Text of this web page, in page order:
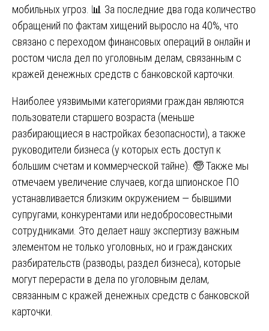
мобильных угроз. 📊 За последние два года количество
обращений по фактам хищений выросло на 40%, что
связано с переходом финансовых операций в онлайн и
ростом числа дел по уголовным делам, связанным с
кражей денежных средств с банковской карточки.
Наиболее уязвимыми категориями граждан являются
пользователи старшего возраста (меньше
разбирающиеся в настройках безопасности), а также
руководители бизнеса (у которых есть доступ к
большим счетам и коммерческой тайне). 🧓 Также мы
отмечаем увеличение случаев, когда шпионское ПО
устанавливается близким окружением — бывшими
супругами, конкурентами или недобросовестными
сотрудниками. Это делает нашу экспертизу важным
элементом не только уголовных, но и гражданских
разбирательств (разводы, раздел бизнеса), которые
могут перерасти в дела по уголовным делам,
связанным с кражей денежных средств с банковской
карточки.